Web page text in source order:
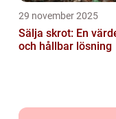
29 november 2025
Sälja skrot: En
och hållbar lösning